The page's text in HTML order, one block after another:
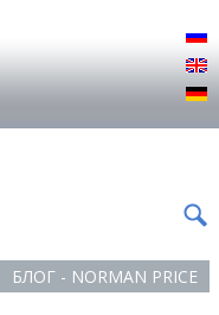
БЛОГ - NORMAN PRICE